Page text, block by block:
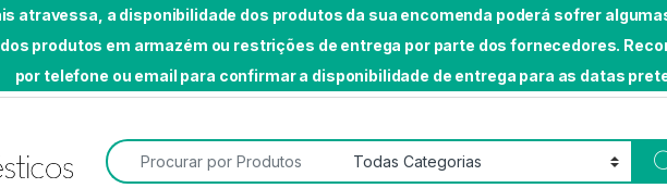
atravessa, a disponibilidade dos produtos da sua encomenda poderá sofrer
produtos em armazém ou restrições de entrega por parte dos fornecedores.
por telefone ou email para confirmar a disponibilidade de entrega para as datas
Search for: